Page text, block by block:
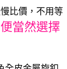
比價，不用等
當然選擇